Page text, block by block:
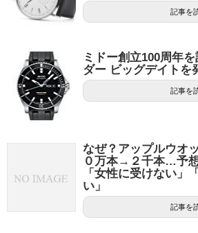
記事を
ミドー創立100周年
ダー ビッグデイトを
記事を
なぜ？アップルウオ
０万本→２千本…予
「女性に受けない」
い」
記事を